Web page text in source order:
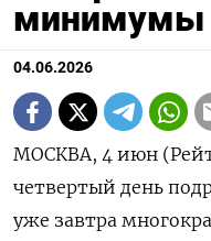
минимумы
04.06.2026
МОСКВА, 4 июн
четвертый день
уже завтра